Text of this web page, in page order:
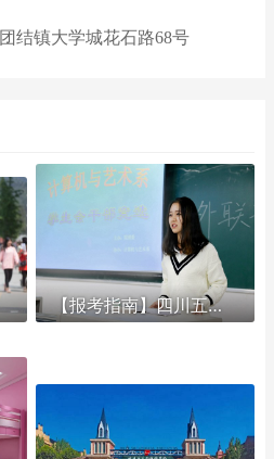
结镇大学城花石路68号
【报考指南】四川五月花技师学院2026年招生简章及学费表